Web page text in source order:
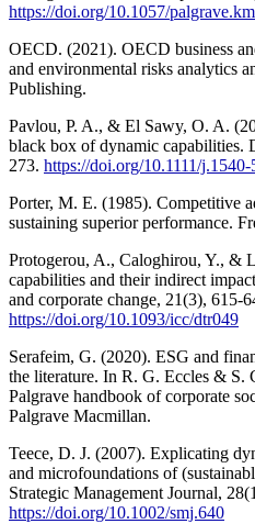
https://doi.org/10.1057/
OECD. (2021). OECD business
and environmental risks analytics
Publishing.
Pavlou, P. A., & El Sawy, O. A.
black box of dynamic capabilities.
273. https://doi.org/10.1111/
Porter, M. E. (1985). Competitive
sustaining superior performance.
Protogerou, A., Caloghirou, Y., &
capabilities and their indirect
and corporate change, 21(3), 615-
https://doi.org/10.1093/icc/dtr049
Serafeim, G. (2020). ESG and
the literature. In R. G. Eccles & S.
Palgrave handbook of corporate
Palgrave Macmillan.
Teece, D. J. (2007). Explicating
and microfoundations of
Strategic Management Journal,
https://doi.org/10.1002/smj.640